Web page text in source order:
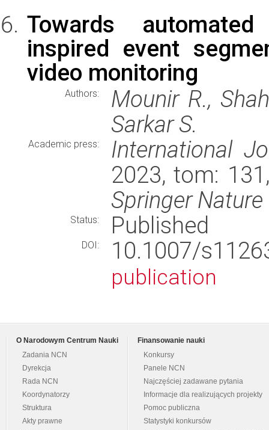
Towards
inspired event
video monitoring
Authors:
Mounir R.,
Sarkar S.
Academic press:
International
2023, tom:
Springer Nature
Status: Published
DOI: 10.1007/
publication
O Narodowym Centrum Nauki
Zadania NCN
Dyrekcja
Rada NCN
Koordynatorzy
Struktura
Akty prawne
Finansowanie nauki
Konkursy
Panele NCN
Najczęściej zadawane pytania
Informacje dla realizujących projekty
Pomoc publiczna
Statystyki konkursów